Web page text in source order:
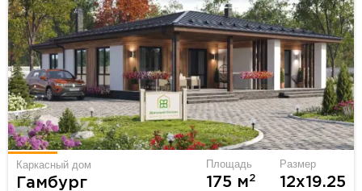
Каркасный дом
Гамбург
Площадь
175 м2
Размер
12х19.25